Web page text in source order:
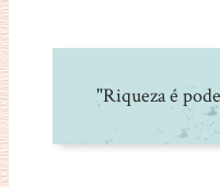
"Riqueza é